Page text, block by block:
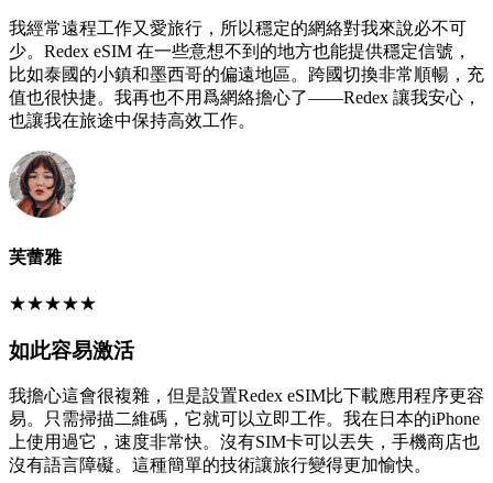
我經常遠程工作又愛旅行，所以穩定的網絡對我來說必不可
少。Redex eSIM 在一些意想不到的地方也能提供穩定信號，
比如泰國的小鎮和墨西哥的偏遠地區。跨國切換非常順暢，充
值也很快捷。我再也不用爲網絡擔心了——Redex 讓我安心，
也讓我在旅途中保持高效工作。
芙蕾雅
★★★★★
如此容易激活
我擔心這會很複雜，但是設置Redex eSIM比下載應用程序更容
易。只需掃描二維碼，它就可以立即工作。我在日本的iPhone
上使用過它，速度非常快。沒有SIM卡可以丟失，手機商店也
沒有語言障礙。這種簡單的技術讓旅行變得更加愉快。